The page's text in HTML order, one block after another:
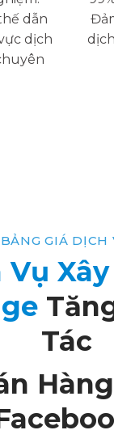
dẫn
dịch
BẢNG GIÁ DỊCH
Vụ
Tác